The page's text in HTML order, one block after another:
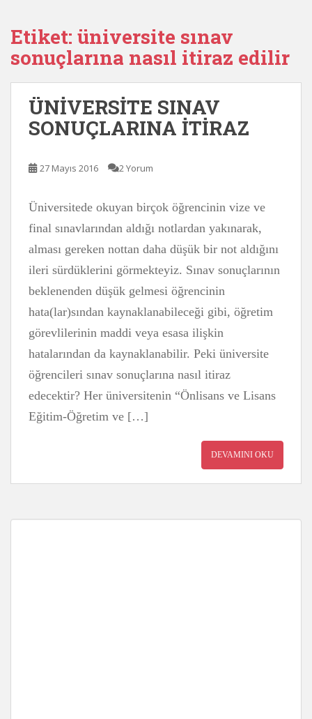
Etiket: üniversite sınav
sonuçlarına nasıl itiraz edilir
ÜNİVERSİTE SINAV
SONUÇLARINA İTİRAZ
27 Mayıs 2016 2 Yorum
Üniversitede okuyan birçok öğrencinin vize ve
final sınavlarından aldığı notlardan yakınarak,
alması gereken nottan daha düşük bir not aldığını
ileri sürdüklerini görmekteyiz. Sınav sonuçlarının
beklenenden düşük gelmesi öğrencinin
hata(lar)sından kaynaklanabileceği gibi, öğretim
görevlilerinin maddi veya esasa ilişkin
hatalarından da kaynaklanabilir. Peki üniversite
öğrencileri sınav sonuçlarına nasıl itiraz
edecektir? Her üniversitenin “Önlisans ve Lisans
Eğitim-Öğretim ve […]
DEVAMINI OKU